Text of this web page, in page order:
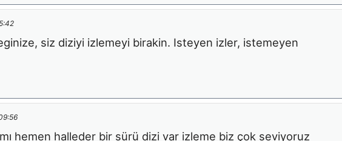
siz diziyi izlemeyi birakin. Isteyen izler, istemeyen
hemen halleder bir sürü dizi var izleme biz çok seviyoruz